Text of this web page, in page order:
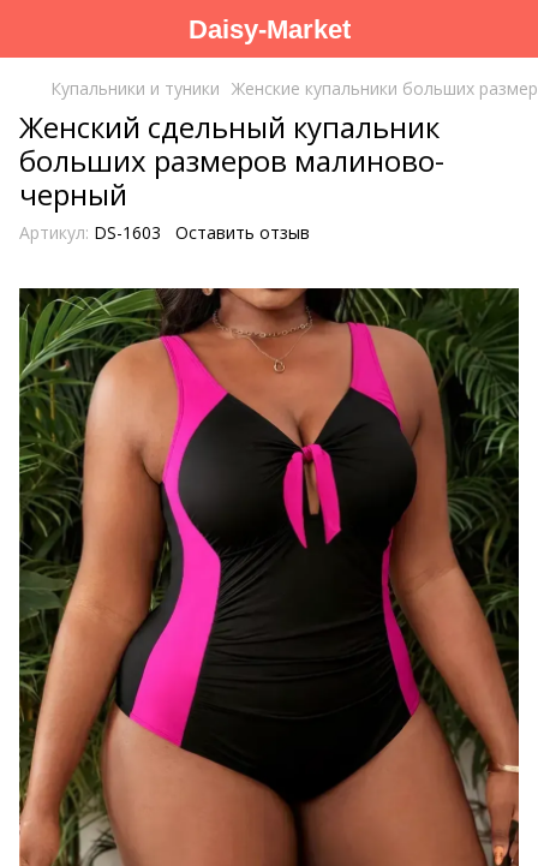
Daisy-Market
Купальники и туники Женские купальники больших
Женский сдельный купальник
больших размеров малиново-
черный
Артикул: DS-1603 Оставить отзыв